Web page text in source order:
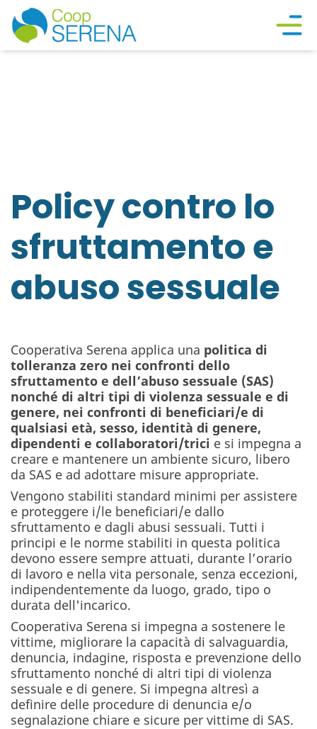
Policy contro lo
sfruttamento e
abuso sessuale
Cooperativa Serena applica una politica di
tolleranza zero nei confronti dello
sfruttamento e dell’abuso sessuale (SAS)
nonché di altri tipi di violenza sessuale e di
genere, nei confronti di beneficiari/e di
qualsiasi età, sesso, identità di genere,
dipendenti e collaboratori/trici e si impegna a
creare e mantenere un ambiente sicuro, libero
da SAS e ad adottare misure appropriate.
Vengono stabiliti standard minimi per assistere
e proteggere i/le beneficiari/e dallo
sfruttamento e dagli abusi sessuali. Tutti i
principi e le norme stabiliti in questa politica
devono essere sempre attuati, durante l’orario
di lavoro e nella vita personale, senza eccezioni,
indipendentemente da luogo, grado, tipo o
durata dell'incarico.
Cooperativa Serena si impegna a sostenere le
vittime, migliorare la capacità di salvaguardia,
denuncia, indagine, risposta e prevenzione dello
sfruttamento nonché di altri tipi di violenza
sessuale e di genere. Si impegna altresì a
definire delle procedure di denuncia e/o
segnalazione chiare e sicure per vittime di SAS.